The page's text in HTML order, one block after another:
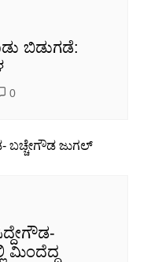
ಬಿಡುಗಡೆ:
0
ಮಿಂದೆದ್ದ